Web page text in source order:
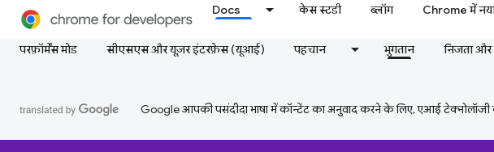
Docs केस स्टडी ब्लॉग Chrome में
परफ़ॉर्मेंस मोड सीएसएस और यूज़र इंटरफ़ेस (यूआई) पहचान भुगतान निजता और
Google आपकी पसंदीदा भाषा में कॉन्टेंट का अनुवाद करने के लिए, एआई टेक्नोलॉजी